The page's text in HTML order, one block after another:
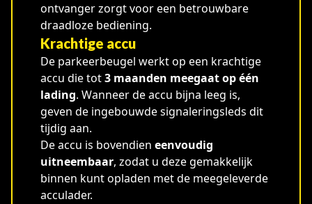
ontvanger zorgt voor een betrouwbare
draadloze bediening.
Krachtige accu
De parkeerbeugel werkt op een krachtige
accu die tot3 maanden meegaat op één
lading. Wanneer de accu bijna leeg is,
geven de ingebouwde signaleringsleds dit
tijdig aan.
De accu is bovendien eenvoudig
uitneembaar, zodat u deze gemakkelijk
binnen kunt opladen met de meegeleverde
acculader.